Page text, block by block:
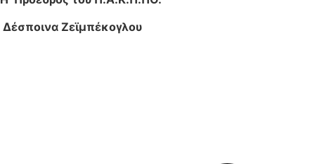
Δέσποινα Ζεϊμπέκογλου